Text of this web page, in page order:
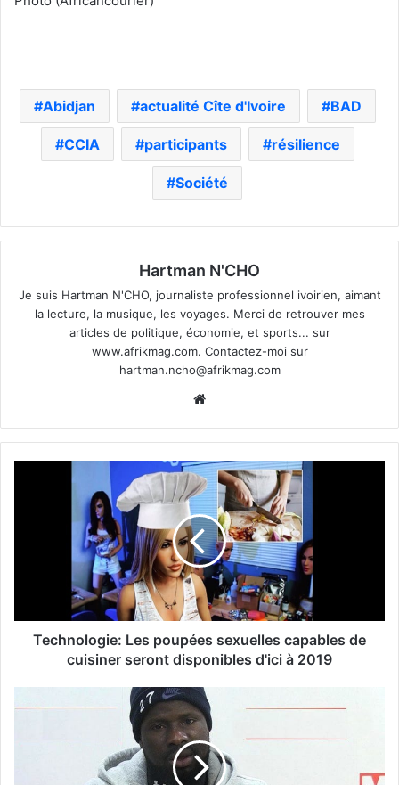
Abidjan actualité Cîte d'Ivoire BAD
CCIA participants résilience
Société
Hartman N'CHO
Je suis Hartman N'CHO, journaliste professionnel ivoirien, aimant
la lecture, la musique, les voyages. Merci de retrouver mes
articles de politique, économie, et sports... sur
www.afrikmag.com. Contactez-moi sur
hartman.ncho@afrikmag.com
Technologie: Les poupées sexuelles capables de
cuisiner seront disponibles d'ici à 2019